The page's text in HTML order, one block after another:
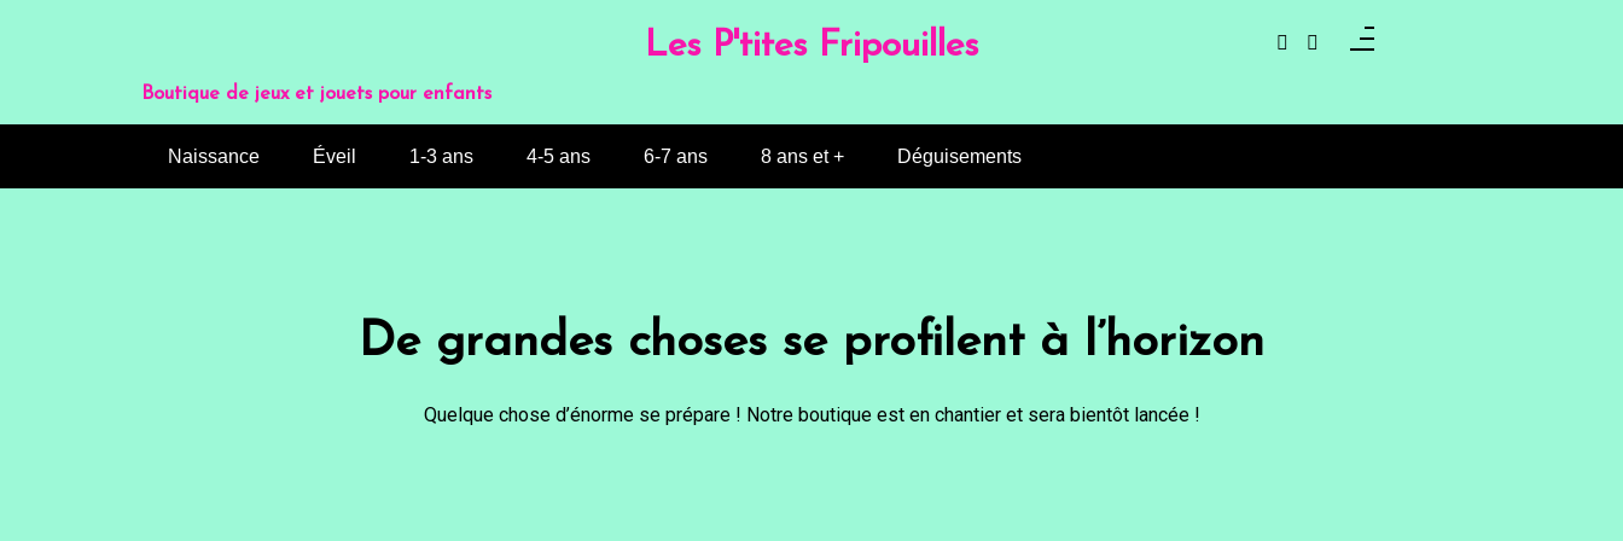
Les P'tites Fripouilles
Boutique de jeux et jouets pour enfants
Naissance Éveil 1-3 ans 4-5 ans 6-7 ans 8 ans et + Déguisements
De grandes choses se profilent à l’horizon
Quelque chose d’énorme se prépare ! Notre boutique est en chantier et sera bientôt lancée !